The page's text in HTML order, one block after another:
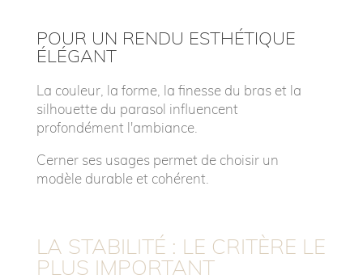
POUR UN RENDU ESTHÉTIQUE
ÉLÉGANT
La couleur, la forme, la finesse du bras et la
silhouette du parasol influencent
profondément l'ambiance.
Cerner ses usages permet de choisir un
modèle durable et cohérent.
LA STABILITÉ : LE CRITÈRE LE
PLUS IMPORTANT